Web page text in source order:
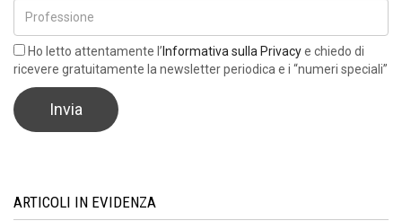
Ho letto attentamente l’ Informativa sulla Privacye chiedo di
ricevere gratuitamente la newsletter periodica e i “numeri speciali”
ARTICOLI IN EVIDENZA